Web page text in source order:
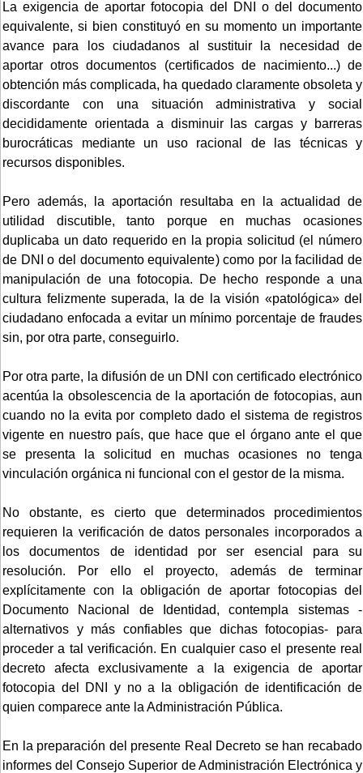
La exigencia de aportar fotocopia del DNI o del documento
equivalente, si bien constituyó en su momento un importante
avance para los ciudadanos al sustituir la necesidad de
aportar otros documentos (certificados de nacimiento...) de
obtención más complicada, ha quedado claramente obsoleta y
discordante con una situación administrativa y social
decididamente orientada a disminuir las cargas y barreras
burocráticas mediante un uso racional de las técnicas y
recursos disponibles.
Pero además, la aportación resultaba en la actualidad de
utilidad discutible, tanto porque en muchas ocasiones
duplicaba un dato requerido en la propia solicitud (el número
de DNI o del documento equivalente) como por la facilidad de
manipulación de una fotocopia. De hecho responde a una
cultura felizmente superada, la de la visión «patológica» del
ciudadano enfocada a evitar un mínimo porcentaje de fraudes
sin, por otra parte, conseguirlo.
Por otra parte, la difusión de un DNI con certificado electrónico
acentúa la obsolescencia de la aportación de fotocopias, aun
cuando no la evita por completo dado el sistema de registros
vigente en nuestro país, que hace que el órgano ante el que
se presenta la solicitud en muchas ocasiones no tenga
vinculación orgánica ni funcional con el gestor de la misma.
No obstante, es cierto que determinados procedimientos
requieren la verificación de datos personales incorporados a
los documentos de identidad por ser esencial para su
resolución. Por ello el proyecto, además de terminar
explícitamente con la obligación de aportar fotocopias del
Documento Nacional de Identidad, contempla sistemas -
alternativos y más confiables que dichas fotocopias- para
proceder a tal verificación. En cualquier caso el presente real
decreto afecta exclusivamente a la exigencia de aportar
fotocopia del DNI y no a la obligación de identificación de
quien comparece ante la Administración Pública.
En la preparación del presente Real Decreto se han recabado
informes del Consejo Superior de Administración Electrónica y